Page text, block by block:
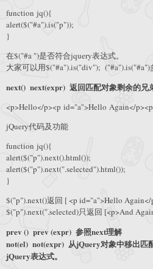
function jq(){
alert($("#a").is("p"));
}
在$("#a ")是否符合jquery表达式。
大家可以用$("#a").is("div");
next() next(expr) 返回匹配对象剩余的兄
<p>Hello</p><p id="a">Hello Again</
jQuery代码及功能
function jq(){
alert($("p").next().html());
alert($("p").next(".selected").html());
}
$("p").next()返回 [ <p id="a">Hello
$("p").next(".selected)只返回 [<p>And
prev () prev (expr) 参照next理解
not(el) not(expr) 从jQuery对象中移出匹
jQuery表达式。